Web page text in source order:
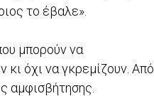
το έβαλε».
μπορούν να
όχι να γκρεμίζουν. Από
αμφισβήτησης.